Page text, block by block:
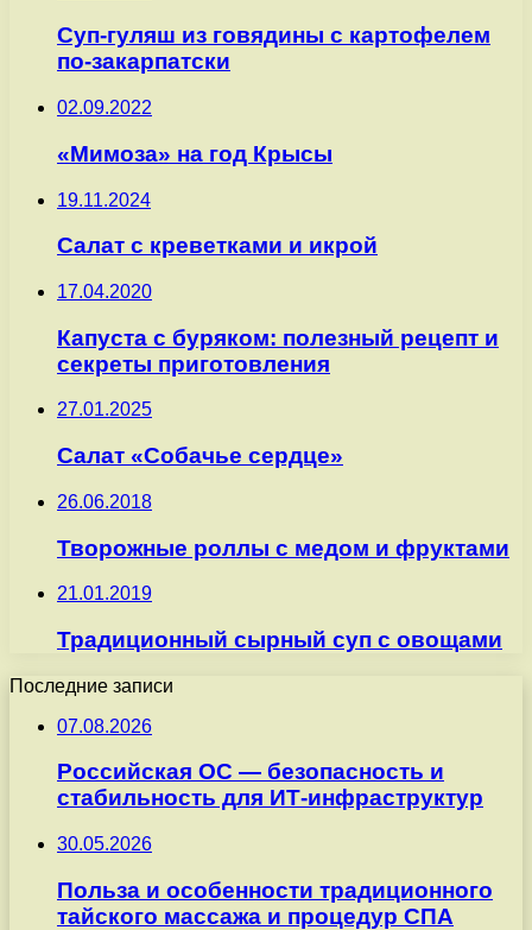
Суп-гуляш из говядины с картофелем
по-закарпатски
02.09.2022
«Мимоза» на год Крысы
19.11.2024
Салат с креветками и икрой
17.04.2020
Капуста с буряком: полезный рецепт и
секреты приготовления
27.01.2025
Салат «Собачье сердце»
26.06.2018
Творожные роллы с медом и фруктами
21.01.2019
Традиционный сырный суп с овощами
Последние записи
07.08.2026
Российская ОС — безопасность и
стабильность для ИТ-инфраструктур
30.05.2026
Польза и особенности традиционного
тайского массажа и процедур СПА